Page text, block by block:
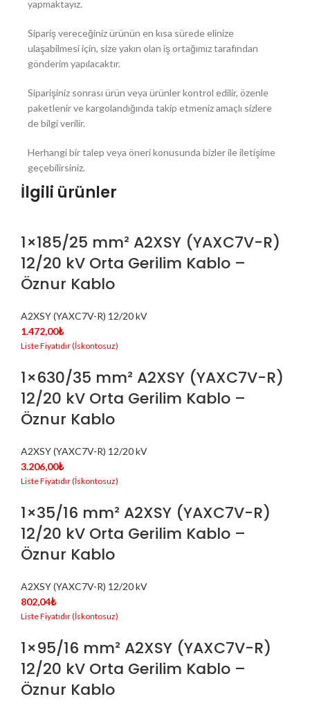
yapmaktayız.
Sipariş vereceğiniz ürünün en kısa sürede elinize
ulaşabilmesi için, size yakın olan iş ortağımız tarafından
gönderim yapılacaktır.
Siparişiniz sonrası ürün veya ürünler kontrol edilir, özenle
paketlenir ve kargolandığında takip etmeniz amaçlı sizlere
de bilgi verilir.
Herhangi bir talep veya öneri konusunda bizler ile iletişime
geçebilirsiniz.
İlgili ürünler
1×185/25 mm² A2XSY (YAXC7V-R)
12/20 kV Orta Gerilim Kablo –
Öznur Kablo
A2XSY (YAXC7V-R) 12/20 kV
1.472,00₺
1×630/35 mm² A2XSY (YAXC7V-R)
12/20 kV Orta Gerilim Kablo –
Öznur Kablo
A2XSY (YAXC7V-R) 12/20 kV
3.206,00₺
1×35/16 mm² A2XSY (YAXC7V-R)
12/20 kV Orta Gerilim Kablo –
Öznur Kablo
A2XSY (YAXC7V-R) 12/20 kV
802,04₺
1×95/16 mm² A2XSY (YAXC7V-R)
12/20 kV Orta Gerilim Kablo –
Öznur Kablo